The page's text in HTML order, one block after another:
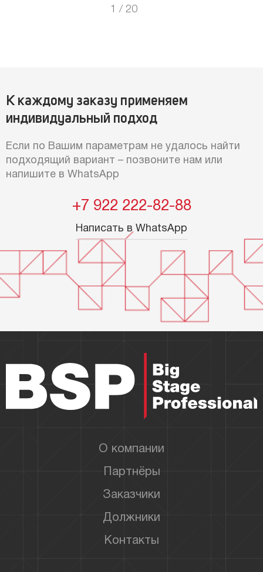
1 / 20
К каждому заказу применяем
индивидуальный подход
Если по Вашим параметрам не удалось найти
подходящий вариант – позвоните нам или
напишите в WhatsApp
+7 922 222-82-88
Написать в WhatsApp
О компании
Партнёры
Заказчики
Должники
Контакты